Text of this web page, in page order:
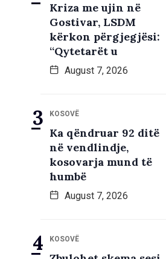
Kriza me ujin në
Gostivar, LSDM
kërkon përgjegjësi:
“Qytetarët u
August 7, 2026
KOSOVË
Ka qëndruar 92 ditë
në vendlindje,
kosovarja mund të
humbë
August 7, 2026
KOSOVË